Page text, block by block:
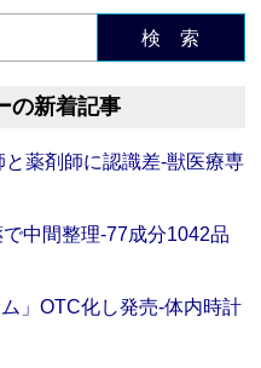
検 索
の新着記事
と薬剤師に認識差‐獣医療専
中間整理‐77成分1042品
」OTC化し発売‐体内時計